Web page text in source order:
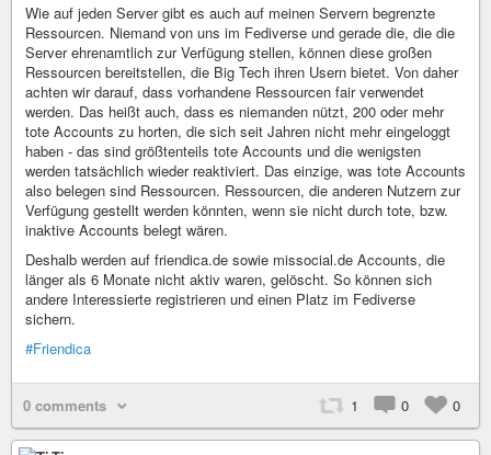
Wie auf jeden Server gibt es auch auf meinen Servern begrenzte
Ressourcen. Niemand von uns im Fediverse und gerade die, die die
Server ehrenamtlich zur Verfügung stellen, können diese großen
Ressourcen bereitstellen, die Big Tech ihren Usern bietet. Von daher
achten wir darauf, dass vorhandene Ressourcen fair verwendet
werden. Das heißt auch, dass es niemanden nützt, 200 oder mehr
tote Accounts zu horten, die sich seit Jahren nicht mehr eingeloggt
haben - das sind größtenteils tote Accounts und die wenigsten
werden tatsächlich wieder reaktiviert. Das einzige, was tote Accounts
also belegen sind Ressourcen. Ressourcen, die anderen Nutzern zur
Verfügung gestellt werden könnten, wenn sie nicht durch tote, bzw.
inaktive Accounts belegt wären.
Deshalb werden auf friendica.de sowie missocial.de Accounts, die
länger als 6 Monate nicht aktiv waren, gelöscht. So können sich
andere Interessierte registrieren und einen Platz im Fediverse
sichern.
#Friendica
0 comments 1 0 0